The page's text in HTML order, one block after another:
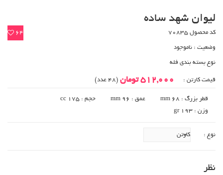
لیوان شهد ساده
64 کد محصول 70835
وضعیت : ناموجود
نوع بسته بندی فله
قیمت کارتن : 512,000 تومان (48 عدد)
قطر بزرگ : 68 mm عمق : 96 mm
حجم : 175 cc
وزن : 193 gr
نوع :
نظر